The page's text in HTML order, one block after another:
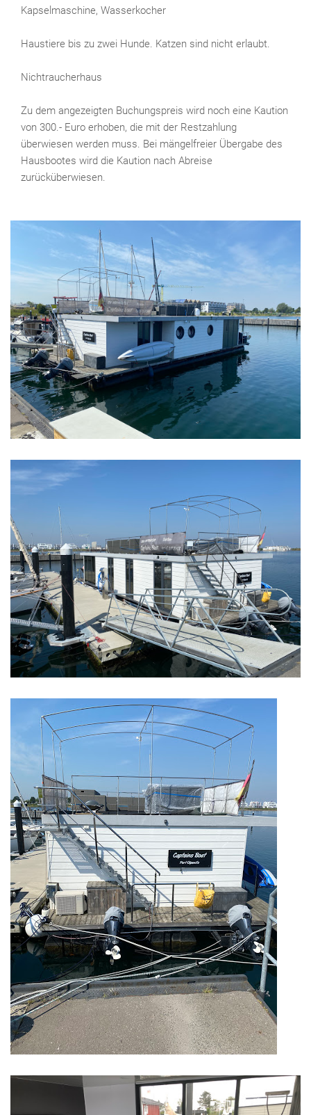
Kapselmaschine, Wasserkocher
Haustiere bis zu zwei Hunde. Katzen sind nicht erlaubt.
Nichtraucherhaus
Zu dem angezeigten Buchungspreis wird noch eine Kaution
von 300.- Euro erhoben, die mit der Restzahlung
überwiesen werden muss. Bei mängelfreier Übergabe des
Hausbootes wird die Kaution nach Abreise
zurücküberwiesen.